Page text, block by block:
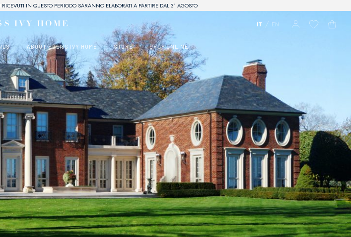
IN QUESTO PERIODO SARANNO ELABORATI A PARTIRE DAL 31 AGOSTO
IT / EN
ABOUT ECLISS IVY HOME STORE SHOP ONLINE